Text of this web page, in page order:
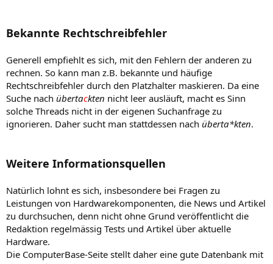
Bekannte Rechtschreibfehler
Generell empfiehlt es sich, mit den Fehlern der anderen zu
rechnen. So kann man z.B. bekannte und häufige
Rechtschreibfehler durch den Platzhalter maskieren. Da eine
Suche nach übertackten nicht leer ausläuft, macht es Sinn
solche Threads nicht in der eigenen Suchanfrage zu
ignorieren. Daher sucht man stattdessen nach überta*kten.
Weitere Informationsquellen
Natürlich lohnt es sich, insbesondere bei Fragen zu
Leistungen von Hardwarekomponenten, die News und Artikel
zu durchsuchen, denn nicht ohne Grund veröffentlicht die
Redaktion regelmässig Tests und Artikel über aktuelle
Hardware.
Die ComputerBase-Seite stellt daher eine gute Datenbank mit